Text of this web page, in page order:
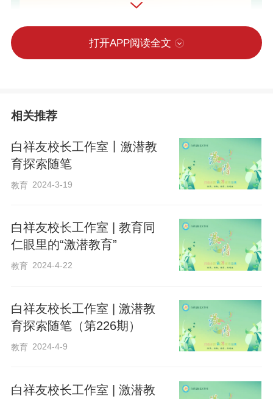
打开APP阅读全文
相关推荐
白祥友校长工作室丨激潜教
育探索随笔
教育 2024-3-19
白祥友校长工作室 | 教育同
仁眼里的“激潜教育”
教育 2024-4-22
白祥友校长工作室 | 激潜教
育探索随笔（第226期）
教育 2024-4-9
白祥友校长工作室 | 激潜教